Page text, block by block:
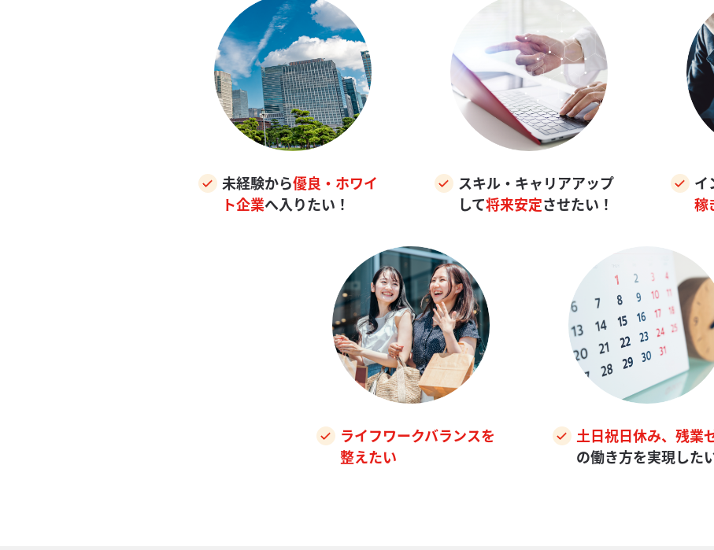
未経験から優良・ホワイ
ト企業へ入りたい！
スキル・キャリアアップ
して将来安定させたい！
イ
稼
ライフワークバランスを
整えたい
土日祝日休み、残業
の働き方を実現した